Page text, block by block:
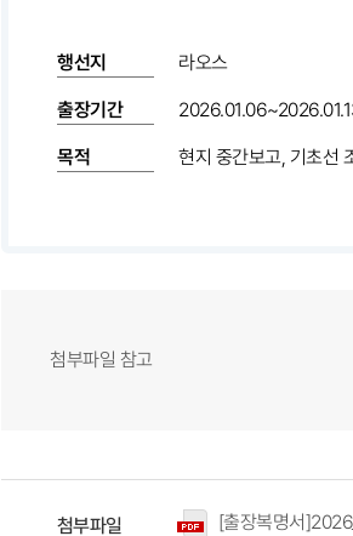
행선지 라오스
출장기간
목적 현지 중간보고, 기초선
첨부파일 참고
첨부파일 [출장복명서